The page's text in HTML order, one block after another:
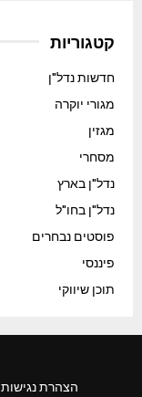
קטגוריות
חדשות נדל"ן
מגורי יוקרה
מגזין
מסחרי
נדל"ן בארץ
נדל"ן בחו"ל
פוסטים נבחרים
פיננסי
תוכן שיווקי
הצהרת נגישות